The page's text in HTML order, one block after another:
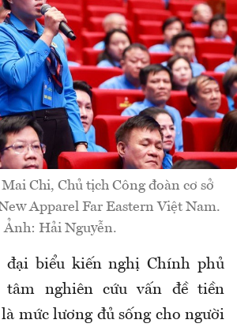
Chi, Chủ tịch Công đoàn cơ sở
Apparel Far Eastern Việt Nam.
Ảnh: Hải Nguyễn.
đại biểu kiến nghịChính phủ
tâm nghiên cứu vấn đề tiền
mức lương đủ sống cho người